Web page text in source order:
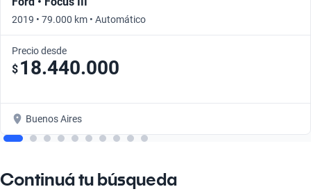
2019 • 79.000 km • Automático
Precio desde
$ 18.440.000
Buenos Aires
Continuá tu búsqueda